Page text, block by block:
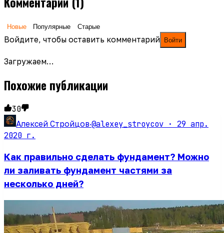
Новые Популярные Старые
Войдите, чтобы оставить комментарий Войти
Загружаем…
Похожие публикации
30
Алексей Стройцов·@alexey_stroycov · 29 апр.
2020 г.
Как правильно сделать фундамент? Можно
ли заливать фундамент частями за
несколько дней?